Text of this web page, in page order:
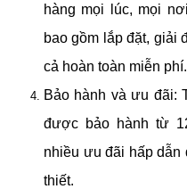
hàng mọi lúc, mọi
bao gồm lắp đặt, giải
cả hoàn toàn miễn phí.
Bảo hành và ưu đãi:
được bảo hành từ
nhiều ưu đãi hấp dẫn
thiết.